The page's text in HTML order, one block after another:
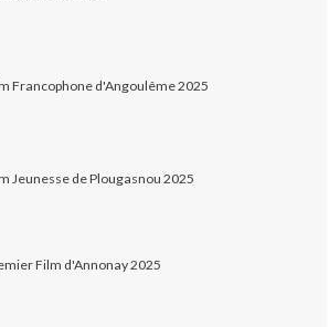
Francophone d'Angoulême 2025
Jeunesse de Plougasnou 2025
Film d'Annonay 2025